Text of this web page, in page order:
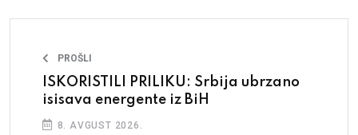
PROŠLI
ISKORISTILI PRILIKU: Srbija ubrzano
isisava energente iz BiH
8. AVGUST 2026.